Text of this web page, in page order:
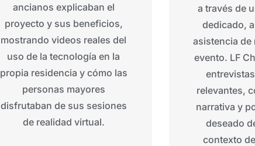
ancianos explicaban el
proyecto y sus beneficios,
mostrando videos reales del
uso de la tecnologíaen la
propia residencia y cómo las
personas mayores
disfrutaban de sus sesiones
de realidad virtual.
a través de
dedicado,
asistencia de
evento. LF
relevantes,
narrativa y
deseado
contexto